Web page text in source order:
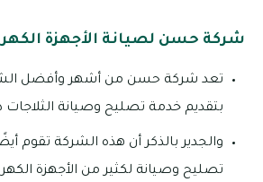
شركة حسن لصيانة الأجهزة
تعد شركة حسن من أشهر وأفضل
بتقديم خدمة تصليح وصيانة الثلاجات
والجدير بالذكر أن هذه الشركة تقوم
تصليح وصيانة لكثير من الأجهزة